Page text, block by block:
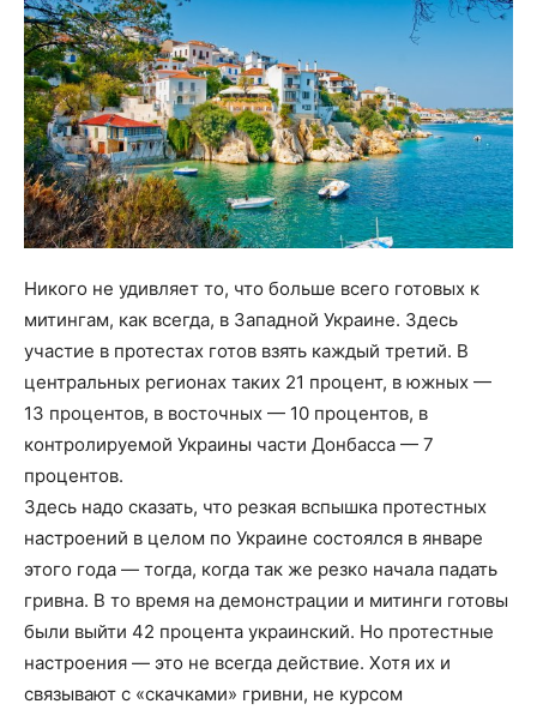
Никого не удивляет то, что больше всего готовых к
митингам, как всегда, в Западной Украине. Здесь
участие в протестах готов взять каждый третий. В
центральных регионах таких 21 процент, в южных —
13 процентов, в восточных — 10 процентов, в
контролируемой Украины части Донбасса — 7
процентов.
Здесь надо сказать, что резкая вспышка протестных
настроений в целом по Украине состоялся в январе
этого года — тогда, когда так же резко начала падать
гривна. В то время на демонстрации и митинги готовы
были выйти 42 процента украинский. Но протестные
настроения — это не всегда действие. Хотя их и
связывают с «скачками» гривни, не курсом